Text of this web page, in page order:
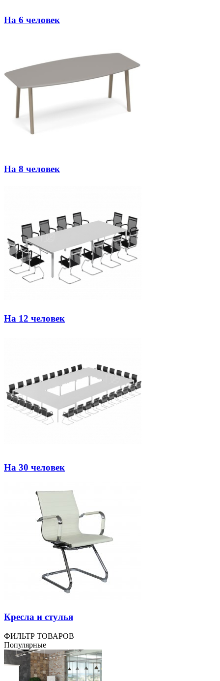
На 6 человек
На 8 человек
На 12 человек
На 30 человек
Кресла и стулья
ФИЛЬТР ТОВАРОВ
Популярные